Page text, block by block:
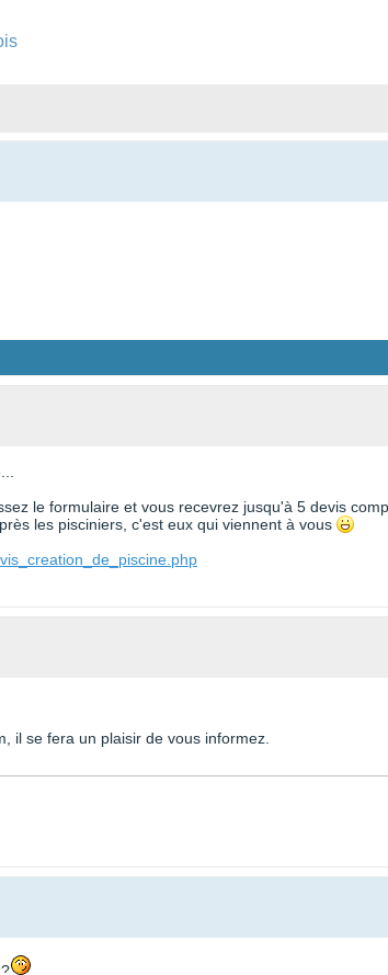
le formulaire et vous recevrez jusqu'à 5 devis
les pisciniers, c'est eux qui viennent à vous
il se fera un plaisir de vous informez.